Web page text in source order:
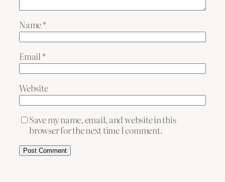
Name*
Email *
Website
Save my name, email, and website in this
browser for the next time I comment.